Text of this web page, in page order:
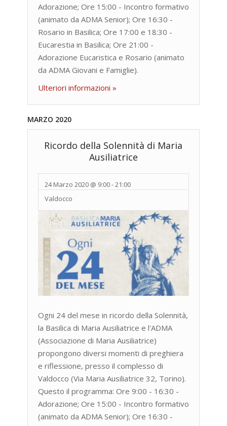
Adorazione; Ore 15:00 - Incontro formativo
(animato da ADMA Senior); Ore 16:30 -
Rosario in Basilica; Ore 17:00 e 18:30 -
Eucarestia in Basilica; Ore 21:00 -
Adorazione Eucaristica e Rosario (animato
da ADMA Giovani e Famiglie).
Ulteriori informazioni »
MARZO 2020
Ricordo della Solennità di Maria
Ausiliatrice
24 Marzo 2020 @ 9:00-21:00
Valdocco
Ogni 24 del mese in ricordo della Solennità,
la Basilica di Maria Ausiliatrice e l'ADMA
(Associazione di Maria Ausiliatrice)
propongono diversi momenti di preghiera
e riflessione, presso il complesso di
Valdocco (Via Maria Ausiliatrice 32, Torino).
Questo il programma: Ore 9:00 - 16:30 -
Adorazione; Ore 15:00 - Incontro formativo
(animato da ADMA Senior); Ore 16:30 -